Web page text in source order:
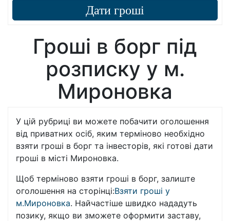
Дати гроші
Гроші в борг під
розписку у м.
Мироновка
У цій рубриці ви можете побачити оголошення
від приватних осіб, яким терміново необхідно
взяти гроші в борг та інвесторів, які готові дати
гроші в місті Мироновка.
Щоб терміново взяти гроші в борг, залиште
оголошення на сторінці:Взяти гроші у
м.Мироновка. Найчастіше швидко нададуть
позику, якщо ви зможете оформити заставу,